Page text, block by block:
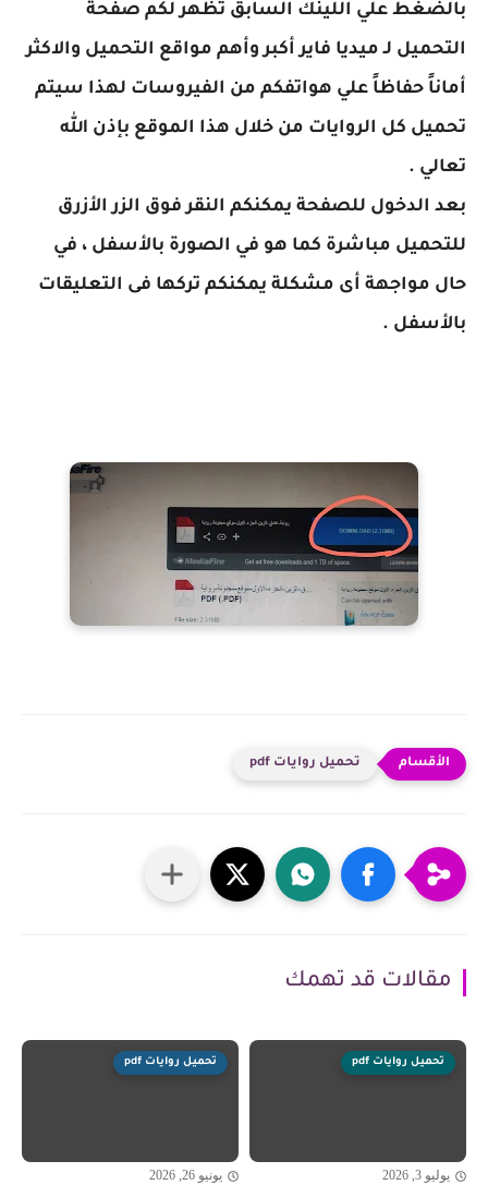
بالضغط علي اللينك السابق تظهر لكم صفحة
التحميل لـ ميديا فاير أكبر وأهم مواقع التحميل والاكثر
أماناً حفاظاً علي هواتفكم من الفيروسات لهذا سيتم
تحميل كل الروايات من خلال هذا الموقع بإذن الله
تعالي .
بعد الدخول للصفحة يمكنكم النقر فوق الزر الأزرق
للتحميل مباشرة كما هو في الصورة بالأسفل ، في
حال مواجهة أى مشكلة يمكنكم تركها فى التعليقات
بالأسفل .
تحميل روايات pdf
مقالات قد تهمك
تحميل روايات pdf
يوليو 3, 2026
تحميل روايات pdf
يونيو 26, 2026